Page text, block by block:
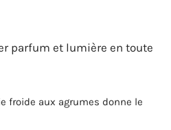
parfum et lumière en toute
froide aux agrumes donne le